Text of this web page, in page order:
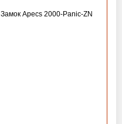
Замок Apecs 2000-Panic-ZN